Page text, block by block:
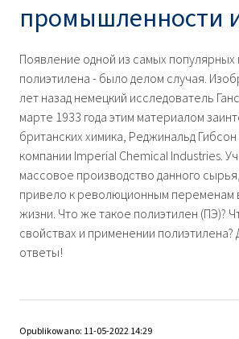
промышленности
Появление одной из самых популярных
полиэтилена - было делом случая.
лет назад немецкий исследователь
марте 1933 года этим материалом
британских химика, Реджинальд
компании Imperial Chemical Industries.
массовое производство данного
привело к революционным переменам
жизни. Что же такое полиэтилен (ПЭ)?
свойствах и применении полиэтилена?
ответы!
Opublikowano: 11-05-2022 14:29